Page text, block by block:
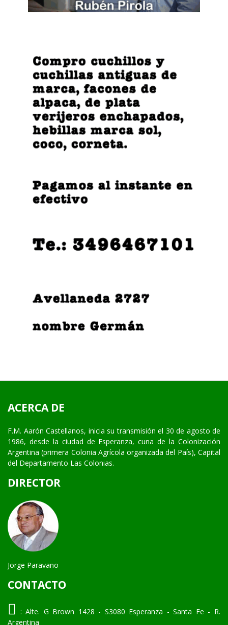
ACERCA DE
F.M. Aarón Castellanos, inicia su transmisión el 30 de agosto de
1986, desde la ciudad de Esperanza, cuna de la Colonización
Argentina (primera Colonia Agrícola organizada del País), Capital
del Departamento Las Colonias.
DIRECTOR
Jorge Paravano
CONTACTO
: Alte. G Brown 1428 - S3080 Esperanza - Santa Fe - R.
Argentina